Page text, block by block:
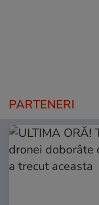
PARTENERI